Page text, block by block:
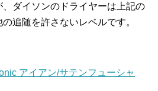
ダイソンのドライヤーは上記の
追随を許さないレベルです。
アイアン/サテンフューシャ